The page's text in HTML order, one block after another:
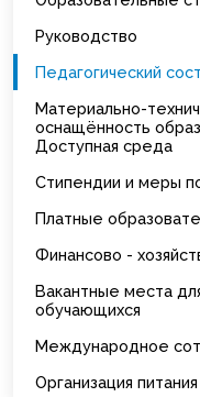
Руководство
Педагогический
Материально-
оснащённость
Доступная среда
Стипендии и меры
Платные
Финансово -
Вакантные места
обучающихся
Международное
Организация